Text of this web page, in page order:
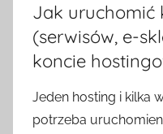
Jak uruchomić
(serwisów, e-
koncie
Jeden hosting i kilka
potrzeba